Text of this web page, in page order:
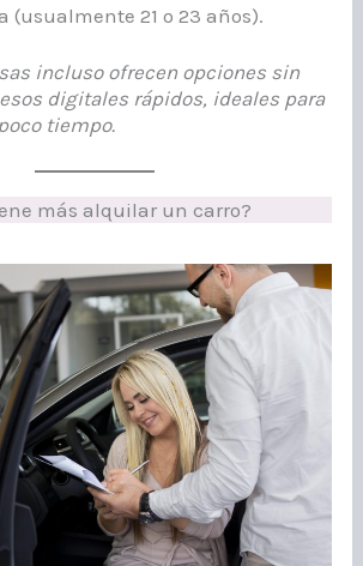
(usualmente 21 o 23 años).
incluso ofrecen opciones sin
digitales rápidos, ideales para
tiempo.
más alquilar un carro?